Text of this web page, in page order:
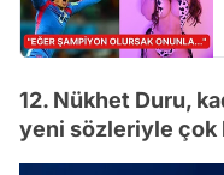
12. Nükhet Duru,
yeni sözleriyle çok